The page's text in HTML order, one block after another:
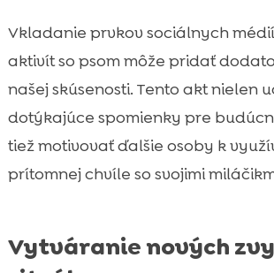
Vkladanie prvkov sociálnych
aktivít so psom môže pridať
našej skúsenosti. Tento akt nielen
dotýkajúce spomienky pre
tiež motivovať ďalšie osoby k
prítomnej chvíle so svojimi
Vytváranie nových